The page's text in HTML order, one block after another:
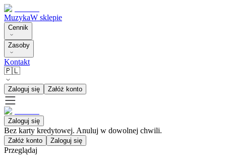
MuzykaW sklepie
Cennik
Zasoby
Kontakt
🇵🇱
Zaloguj się Załóż konto
Zaloguj się
Bez karty kredytowej. Anuluj w dowolnej chwili.
Załóż konto Zaloguj się
Przeglądaj